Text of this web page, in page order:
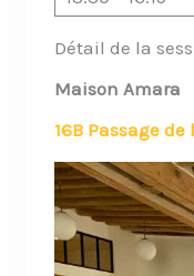
Détail de la
Maison Amara
16B Passage